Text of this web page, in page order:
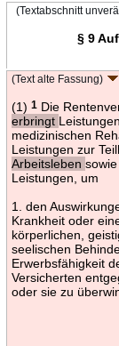
(Textabschnitt
§ 9
(Text alte Fassung)
(1) 1Die
erbringt
medizinischen
Leistungen zur
Arbeitsleben
Leistungen, um
1. den
Krankheit oder
körperlichen,
seelischen
Erwerbsfähigkeit
Versicherten
oder sie zu